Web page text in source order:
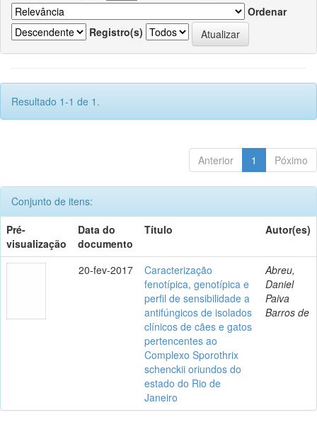
Ordenar
Registro(s)
Resultado 1-1 de 1.
Anterior 1 Póximo
Conjunto de itens:
Pré-
visualização
Data do
documento
Título Autor(es)
20-fev-2017
Caracterização
fenotípica, genotípica e
perfil de sensibilidade a
antifúngicos de isolados
clínicos de cães e gatos
pertencentes ao
Complexo Sporothrix
schenckii oriundos do
estado do Rio de
Janeiro
Abreu,
Daniel
Paiva
Barros de